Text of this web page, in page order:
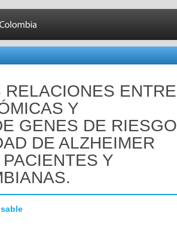
ENTRE
Y
GENES DE RIESGO
DE ALZHEIMER
Y